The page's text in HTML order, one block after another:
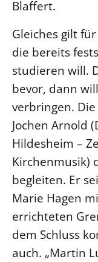
Blaffert.
Gleiches gilt
die bereits
studieren will.
bevor, dann
verbringen.
Jochen Arnold
Hildesheim –
Kirchenmusik)
begleiten. Er
Marie Hagen
errichteten
dem Schluss
auch. „Martin